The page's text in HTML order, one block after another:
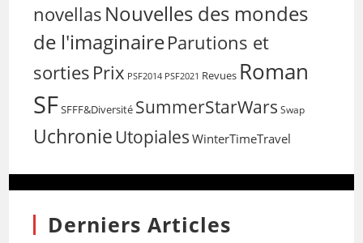
novellas Nouvelles des mondes
de l'imaginaireParutions et
sorties Prix PSF2014 PSF2021 Revues Roman
SFSFFF&Diversité SummerStarWars Swap
Uchronie Utopiales WinterTimeTravel
Derniers Articles